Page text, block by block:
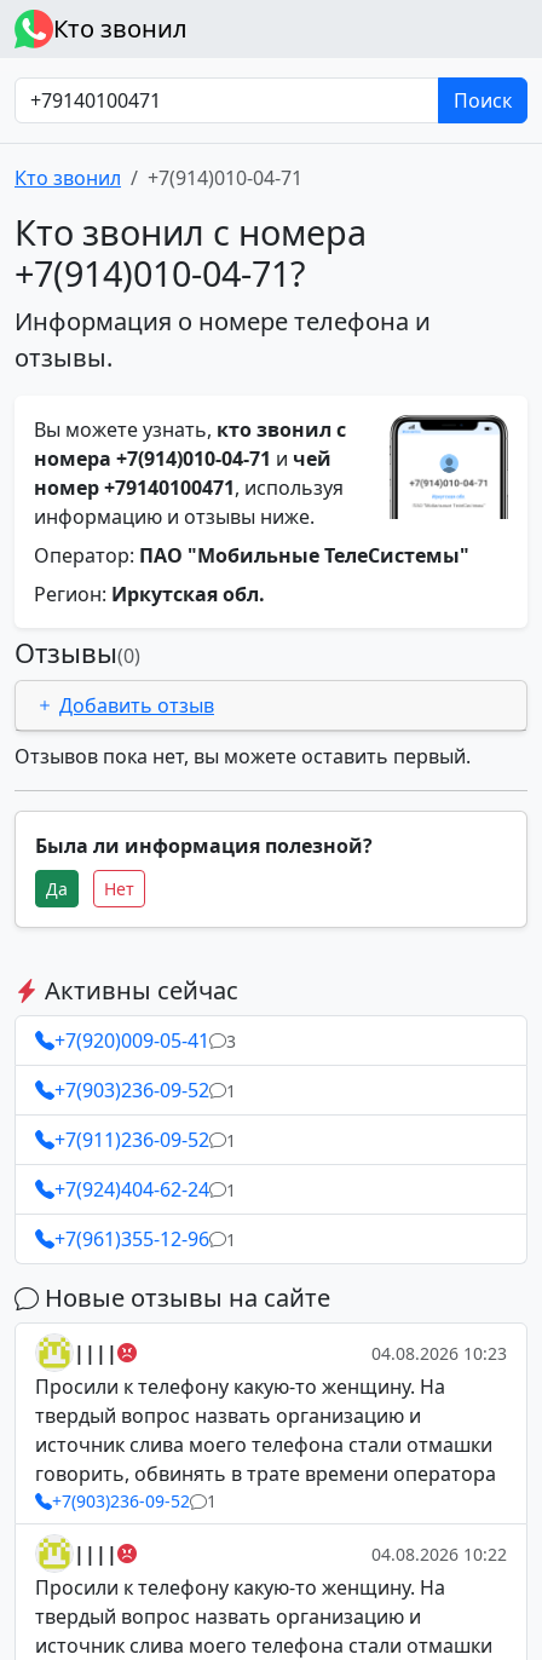
Кто звонил
Поиск
Кто звонил +7(914)010-04-71
Кто звонил с номера
+7(914)010-04-71?
Информация о номере телефона и
отзывы.
Вы можете узнать, кто звонил с
номера +7(914)010-04-71 и чей
номер +79140100471, используя
информацию и отзывы ниже.
Оператор: ПАО "Мобильные ТелеСистемы"
Регион: Иркутская обл.
Отзывы(0)
Добавить отзыв
Отзывов пока нет, вы можете оставить первый.
Была ли информация полезной?
Да Нет
Активны сейчас
+7(920)009-05-41 3
+7(903)236-09-52 1
+7(911)236-09-52 1
+7(924)404-62-24 1
+7(961)355-12-96 1
Новые отзывы на сайте
|||| 04.08.2026 10:23
Просили к телефону какую-то женщину. На
твердый вопрос назвать организацию и
источник слива моего телефона стали отмашки
говорить, обвинять в трате времени оператора
+7(903)236-09-52 1
|||| 04.08.2026 10:22
Просили к телефону какую-то женщину. На
твердый вопрос назвать организацию и
источник слива моего телефона стали отмашки